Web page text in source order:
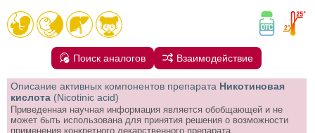
Поиск аналогов Взаимодействие
Описание активных компонентов препарата Никотиновая
кислота (Nicotinic acid)
Приведенная научная информация является обобщающей и не
может быть использована для принятия решения о возможности
применения конкретного лекарственного препарата.